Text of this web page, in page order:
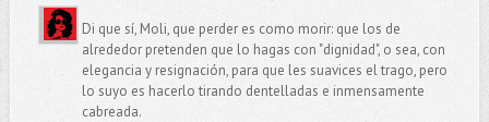
Di que sí, Moli, que perder es como morir: que los de
alrededor pretenden que lo hagas con "dignidad", o sea, con
elegancia y resignación, para que les suavices el trago, pero
lo suyo es hacerlo tirando dentelladas e inmensamente
cabreada.